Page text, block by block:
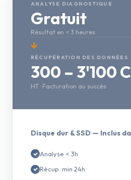
ANALYSE DIAGNOSTIQUE
Gratuit
Résultat en < 3 heures
↓
RÉCUPÉRATION DES DONNÉES
300 – 3'100
HT · Facturation au succès
Disque dur & SSD — Inclus
Analyse < 3h
Récup. min 24h